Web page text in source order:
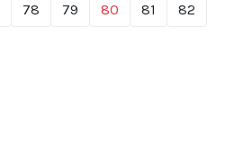
78 79 80 81
82